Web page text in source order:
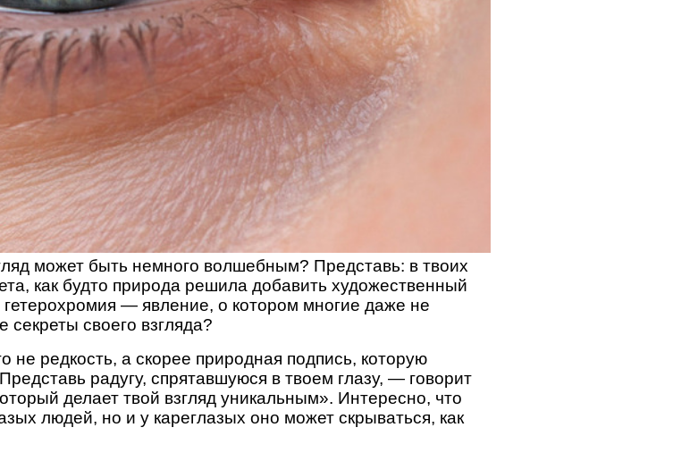
может быть немного волшебным? Представь: в твоих
как будто природа решила добавить художественный
— явление, о котором многие даже не
своего взгляда?
редкость, а скорее природная подпись, которую
радугу, спрятавшуюся в твоем глазу, — говорит
делает твой взгляд уникальным». Интересно, что
людей, но и у кареглазых оно может скрываться, как